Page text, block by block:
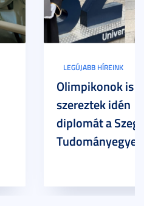
LEGÚJABB HÍREINK
Olimpikonok is
szereztek idén
diplomát a